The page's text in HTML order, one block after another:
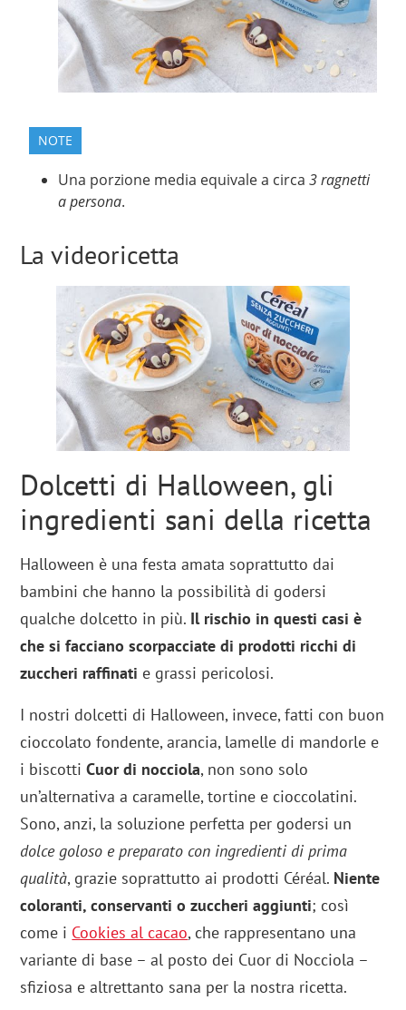
NOTE
Una porzione media equivale a circa3 ragnetti
a persona.
La videoricetta
Dolcetti di Halloween, gli
ingredienti sani della ricetta
Halloween è una festa amata soprattutto dai
bambini che hanno la possibilità di godersi
qualche dolcetto in più. Il rischio in questi casi è
che si facciano scorpacciate di prodotti ricchi di
zuccheri raffinati e grassi pericolosi.
I nostri dolcetti di Halloween, invece, fatti con buon
cioccolato fondente, arancia, lamelle di mandorle e
i biscottiCuor di nocciola, non sono solo
un’alternativa a caramelle, tortine e cioccolatini.
Sono, anzi, la soluzione perfetta per godersi un
dolce goloso e preparato con ingredienti di prima
qualità, grazie soprattutto ai prodotti Céréal. Niente
coloranti, conservanti o zuccheri aggiunti; così
come i Cookies al cacao, che rappresentano una
variante di base – al posto dei Cuor di Nocciola –
sfiziosa e altrettanto sana per la nostra ricetta.